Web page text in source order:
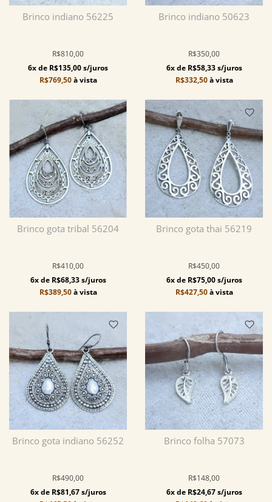
Brinco indiano 56225
R$810,00
6x de R$135,00 s/juros
R$769,50à vista
Brinco indiano 50623
R$350,00
6x de R$58,33 s/juros
R$332,50à vista
Brinco gota tribal 56204
R$410,00
6x de R$68,33 s/juros
R$389,50à vista
Brinco gota thai 56219
R$450,00
6x de R$75,00 s/juros
R$427,50à vista
Brinco gota indiano 56252
R$490,00
6x de R$81,67 s/juros
Brinco folha 57073
R$148,00
6x de R$24,67 s/juros